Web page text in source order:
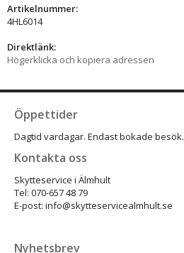
Artikelnummer:
4HL6014
Direktlänk:
Högerklicka och kopiera adressen
Öppettider
Dagtid vardagar. Endast bokade besök.
Kontakta oss
Skytteservice i Älmhult
Tel: 070-657 48 79
E-post: info@skytteservicealmhult.se
Nyhetsbrev